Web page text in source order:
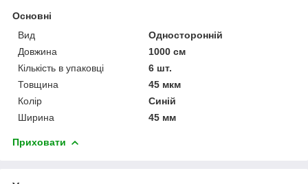
Основні
Вид
Односторонній
Довжина
1000 см
Кількість в упаковці
6 шт.
Товщина
45 мкм
Колір
Синій
Ширина
45 мм
Приховати